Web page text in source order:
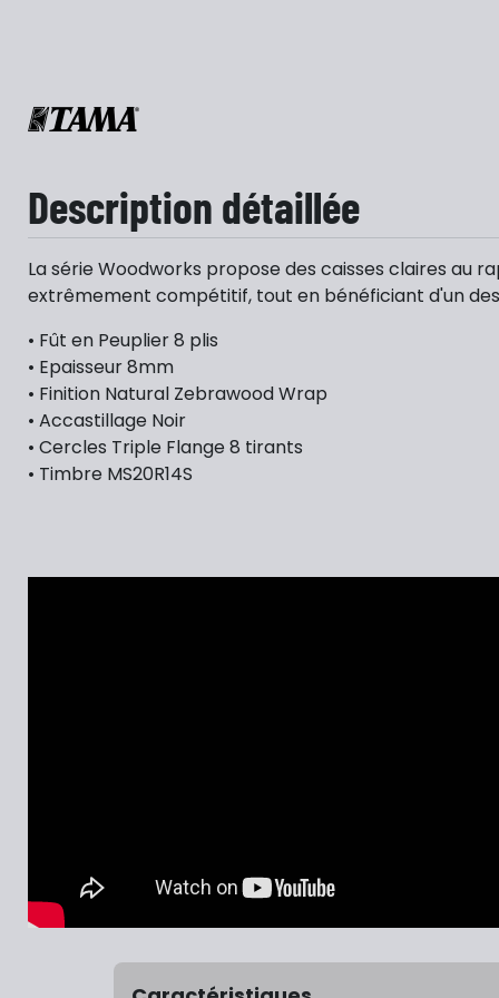
Description détaillée
La série Woodworks propose des caisses claires au
extrêmement compétitif, tout en bénéficiant d'un
• Fût en Peuplier 8 plis
• Epaisseur 8mm
• Finition Natural Zebrawood Wrap
• Accastillage Noir
• Cercles Triple Flange 8 tirants
• Timbre MS20R14S